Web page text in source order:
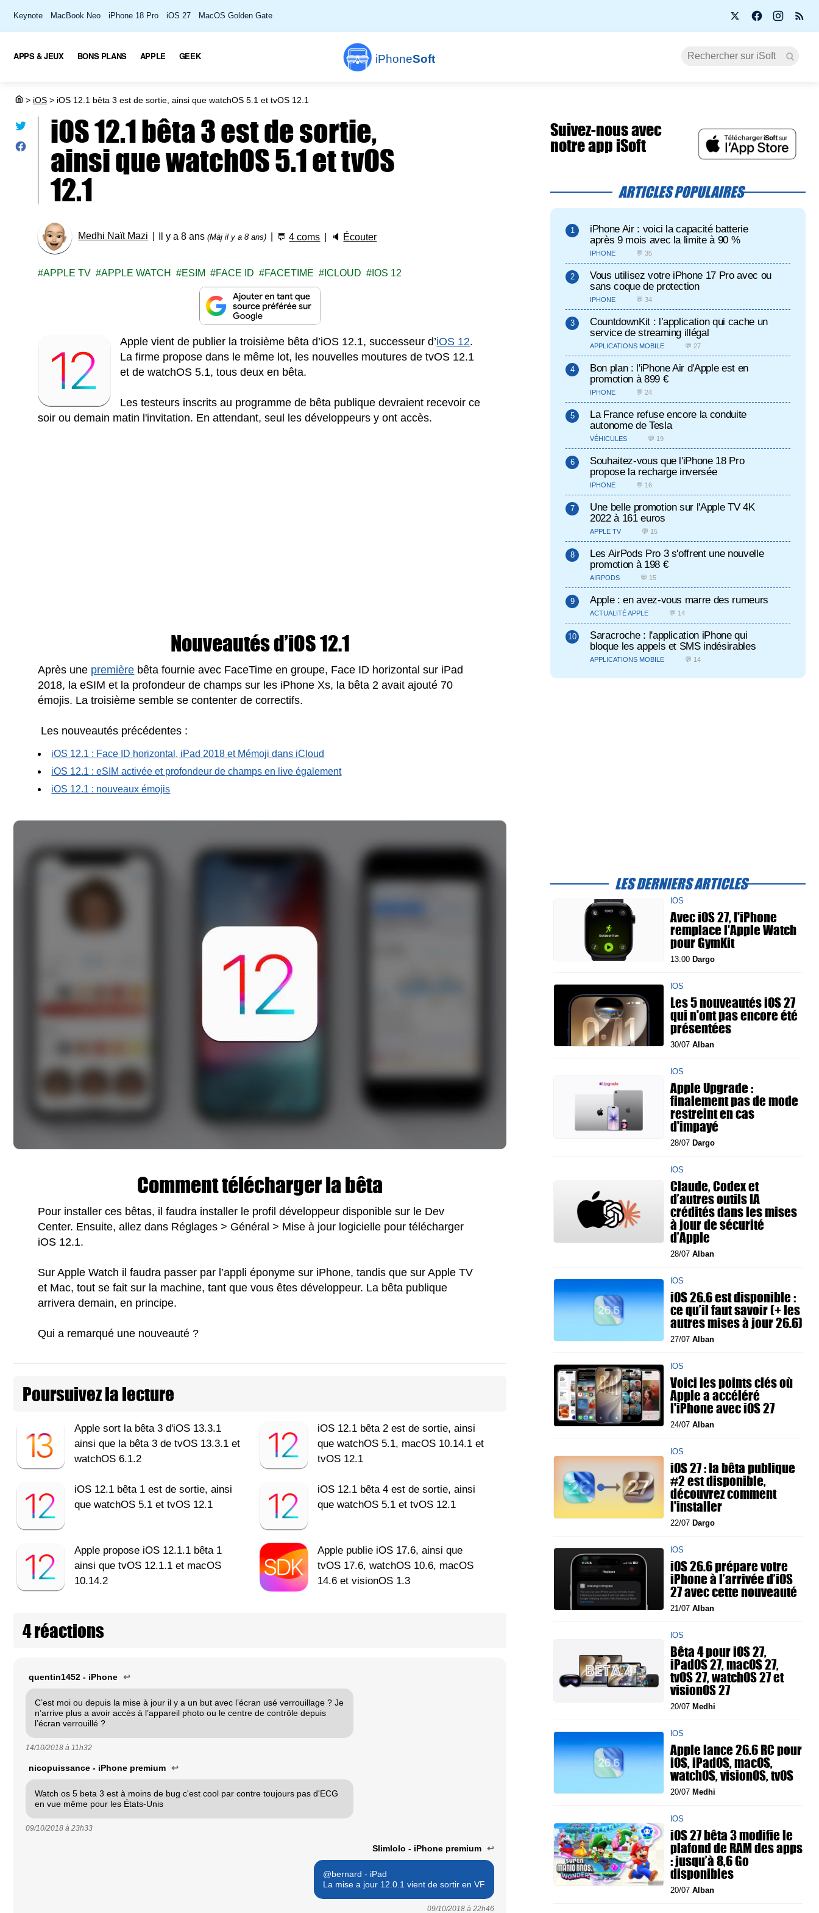
Keynote MacBook Neo iPhone 18 Pro iOS 27 MacOS Golden Gate
iPhoneSoft
APPS & JEUX BONS PLANS APPLE GEEK
> iOS > iOS 12.1 bêta 3 est de sortie, ainsi que watchOS 5.1 et tvOS 12.1
iOS 12.1 bêta 3 est de sortie,
ainsi que watchOS 5.1 et tvOS
12.1
Medhi Naït Mazi Il y a 8 ans(Màj il y a 8 ans) 💬4 coms 🔈 Écouter
APPLE TV APPLE WATCH ESIM FACE ID FACETIME ICLOUD IOS 12
Apple vient de publier la troisième bêta d’iOS 12.1, successeur d’iOS 12.
La firme propose dans le même lot, les nouvelles moutures de tvOS 12.1
et de watchOS 5.1, tous deux en bêta.
Les testeurs inscrits au programme de bêta publique devraient recevoir ce
soir ou demain matin l'invitation. En attendant, seul les développeurs y ont accès.
Nouveautés d’iOS 12.1
Après une première bêta fournie avec FaceTime en groupe, Face ID horizontal sur iPad
2018, la eSIM et la profondeur de champs sur les iPhone Xs, la bêta 2 avait ajouté 70
émojis. La troisième semble se contenter de correctifs.
Les nouveautés précédentes :
iOS 12.1 : Face ID horizontal, iPad 2018 et Mémoji dans iCloud
iOS 12.1 : eSIM activée et profondeur de champs en live également
iOS 12.1 : nouveaux émojis
Comment télécharger la bêta
Pour installer ces bêtas, il faudra installer le profil développeur disponible sur le Dev
Center. Ensuite, allez dans Réglages > Général > Mise à jour logicielle pour télécharger
iOS 12.1.
Sur Apple Watch il faudra passer par l’appli éponyme sur iPhone, tandis que sur Apple TV
et Mac, tout se fait sur la machine, tant que vous êtes développeur. La bêta publique
arrivera demain, en principe.
Qui a remarqué une nouveauté ?
Poursuivez la lecture
Apple sort la bêta 3 d'iOS 13.3.1
ainsi que la bêta 3 de tvOS 13.3.1 et
watchOS 6.1.2
iOS 12.1 bêta 2 est de sortie, ainsi
que watchOS 5.1, macOS 10.14.1 et
tvOS 12.1
iOS 12.1 bêta 1 est de sortie, ainsi
que watchOS 5.1 et tvOS 12.1
iOS 12.1 bêta 4 est de sortie, ainsi
que watchOS 5.1 et tvOS 12.1
Apple propose iOS 12.1.1 bêta 1
ainsi que tvOS 12.1.1 et macOS
10.14.2
Apple publie iOS 17.6, ainsi que
tvOS 17.6, watchOS 10.6, macOS
14.6 et visionOS 1.3
4 réactions
quentin1452 - iPhone ↩
C’est moi ou depuis la mise à jour il y a un but avec l’écran usé verrouillage ? Je
n’arrive plus a avoir accès à l’appareil photo ou le centre de contrôle depuis
l’écran verrouillé ?
14/10/2018 à 11h32
nicopuissance - iPhone premium ↩
Watch os 5 beta 3 est à moins de bug c'est cool par contre toujours pas d'ECG
en vue même pour les États-Unis
09/10/2018 à 23h33
Slimlolo - iPhone premium ↩
@bernard - iPad
La mise a jour 12.0.1 vient de sortir en VF
09/10/2018 à 22h46
Suivez-nous avec
notre app iSoft
ARTICLES POPULAIRES
iPhone Air : voici la capacité batterie
après 9 mois avec la limite à 90 %
IPHONE 💬 35
Vous utilisez votre iPhone 17 Pro avec ou
sans coque de protection
IPHONE 💬 34
CountdownKit : l’application qui cache un
service de streaming illégal
APPLICATIONS MOBILE 💬 27
Bon plan : l'iPhone Air d'Apple est en
promotion à 899 €
IPHONE 💬 24
La France refuse encore la conduite
autonome de Tesla
VÉHICULES 💬 19
Souhaitez-vous que l'iPhone 18 Pro
propose la recharge inversée
IPHONE 💬 16
Une belle promotion sur l'Apple TV 4K
2022 à 161 euros
APPLE TV 💬 15
Les AirPods Pro 3 s'offrent une nouvelle
promotion à 198 €
AIRPODS 💬 15
Apple : en avez-vous marre des rumeurs
ACTUALITÉ APPLE 💬 14
Saracroche : l'application iPhone qui
bloque les appels et SMS indésirables
APPLICATIONS MOBILE 💬 14
LES DERNIERS ARTICLES
IOS
Avec iOS 27, l'iPhone
remplace l'Apple Watch
pour GymKit
13:00 Dargo
IOS
Les 5 nouveautés iOS 27
qui n'ont pas encore été
présentées
30/07 Alban
IOS
Apple Upgrade :
finalement pas de mode
restreint en cas
d'impayé
28/07 Dargo
IOS
Claude, Codex et
d’autres outils IA
crédités dans les mises
à jour de sécurité
d’Apple
28/07 Alban
IOS
iOS 26.6 est disponible :
ce qu’il faut savoir (+ les
autres mises à jour 26.6)
27/07 Alban
IOS
Voici les points clés où
Apple a accéléré
l'iPhone avec iOS 27
24/07 Alban
IOS
iOS 27 : la bêta publique
#2 est disponible,
découvrez comment
l'installer
22/07 Dargo
IOS
iOS 26.6 prépare votre
iPhone à l’arrivée d’iOS
27 avec cette nouveauté
21/07 Alban
IOS
Bêta 4 pour iOS 27,
iPadOS 27, macOS 27,
tvOS 27, watchOS 27 et
visionOS 27
20/07 Medhi
IOS
Apple lance 26.6 RC pour
iOS, iPadOS, macOS,
watchOS, visionOS, tvOS
20/07 Medhi
IOS
iOS 27 bêta 3 modifie le
plafond de RAM des apps
: jusqu’à 8,6 Go
disponibles
20/07 Alban